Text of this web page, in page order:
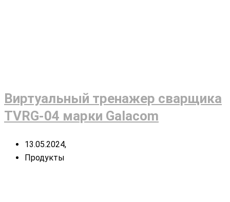
Виртуальный тренажер сварщика
TVRG-04 марки Galacom
13.05.2024,
Продукты